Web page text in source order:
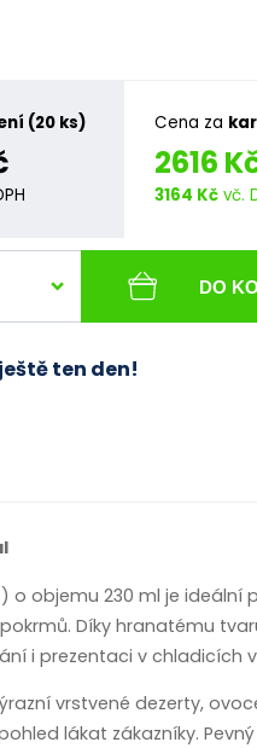
(20 ks) Cena za
2616
3164 Kč vč.
DO
ten den!
o objemu 230 ml je ideální
Díky hranatému
i prezentaci v chladicích
vrstvené dezerty,
lákat zákazníky.